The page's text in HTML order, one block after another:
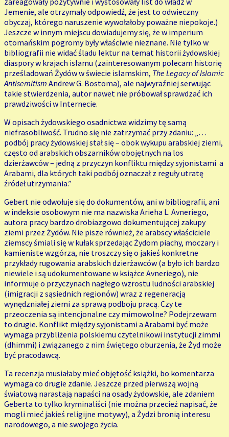
Jemenie, ale otrzymały odpowiedź, że jest to odwieczny
obyczaj, którego naruszenie wywołałoby poważne niepokoje.)
Jeszcze w innym miejscu dowiadujemy się, że w imperium
otomańskim pogromy były właściwie nieznane. Nie tylko w
bibliografii nie widać śladu lektur na temat historii żydowskiej
diaspory w krajach islamu (zainteresowanym polecam historię
prześladowań Żydów w świecie islamskim, The Legacy of Islamic
Antisemitism Andrew G. Bostoma), ale najwyraźniej serwując
takie stwierdzenia, autor nawet nie próbował sprawdzać ich
prawdziwości w Internecie.
W opisach żydowskiego osadnictwa widzimy tę samą
niefrasobliwość. Trudno się nie zatrzymać przy zdaniu: „…
podbój pracy żydowskiej stał się – obok wykupu arabskiej ziemi,
często od arabskich obszarników obojętnych na los
dzierżawców – jedną z przyczyn konfliktu między syjonistami a
Arabami, dla których taki podbój oznaczał z reguły utratę
źródeł utrzymania.”
Gebert nie odwołuje się do dokumentów, ani w bibliografii, ani
w indeksie osobowym nie ma nazwiska Arieha L. Avneriego,
autora pracy bardzo drobiazgowo dokumentującej zakupy
ziemi przez Żydów. Nie pisze również, że arabscy właściciele
ziemscy śmiali się w kułak sprzedając Żydom piachy, moczary i
kamieniste wzgórza, nie troszczy się o jakieś konkretne
przykłady rugowania arabskich dzierżawców (a było ich bardzo
niewiele i są udokumentowane w książce Avneriego), nie
informuje o przyczynach nagłego wzrostu ludności arabskiej
(imigracji z sąsiednich regionów) wraz z regeneracją
wynędzniałej ziemi za sprawą podboju pracą. Czy te
przeoczenia są intencjonalne czy mimowolne? Podejrzewam
to drugie. Konflikt między syjonistami a Arabami być może
wymaga przybliżenia polskiemu czytelnikowi instytucji zimmi
(dhimmi) i związanego z nim świętego oburzenia, że Żyd może
być pracodawcą.
Ta recenzja musiałaby mieć objętość książki, bo komentarza
wymaga co drugie zdanie. Jeszcze przed pierwszą wojną
światową narastają napaści na osady żydowskie, ale zdaniem
Geberta to tylko kryminaliści (nie można przecież napisać, że
mogli mieć jakieś religijne motywy), a Żydzi bronią interesu
narodowego, a nie swojego życia.